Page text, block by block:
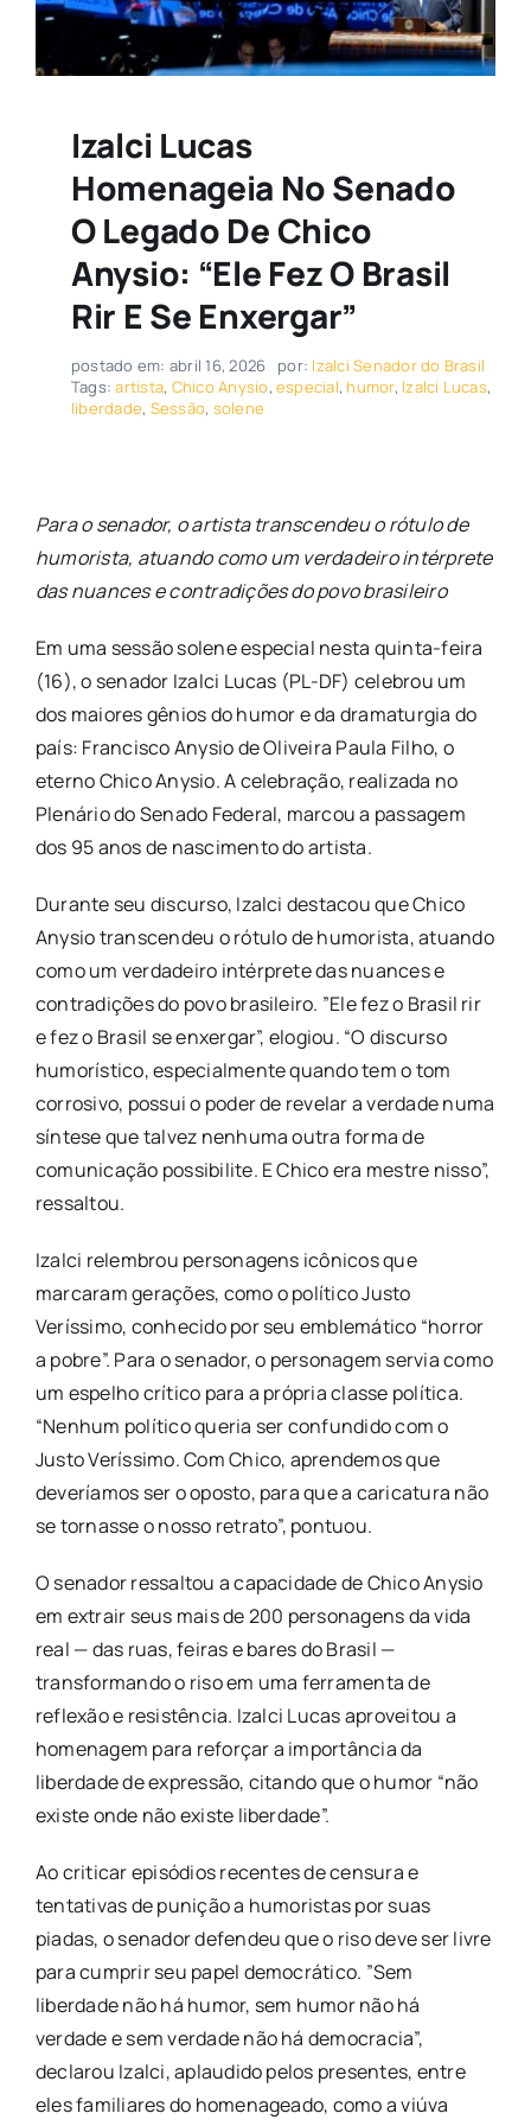
Izalci Lucas
Homenageia No Senado
O Legado De Chico
Anysio: “Ele Fez O Brasil
Rir E Se Enxergar”
postado em: abril 16, 2026 por: Izalci Senador do Brasil
Tags:artista, Chico Anysio, especial, humor, Izalci Lucas,
liberdade, Sessão, solene
Para o senador, o artista transcendeu o rótulo de
humorista, atuando como um verdadeiro intérprete
das nuances e contradições do povo brasileiro
Em uma sessão solene especial nesta quinta-feira
(16), o senador Izalci Lucas (PL-DF) celebrou um
dos maiores gênios do humor e da dramaturgia do
país: Francisco Anysio de Oliveira Paula Filho, o
eterno Chico Anysio. A celebração, realizada no
Plenário do Senado Federal, marcou a passagem
dos 95 anos de nascimento do artista.
​Durante seu discurso, Izalci destacou que Chico
Anysio transcendeu o rótulo de humorista, atuando
como um verdadeiro intérprete das nuances e
contradições do povo brasileiro. ​”Ele fez o Brasil rir
e fez o Brasil se enxergar”, elogiou. “O discurso
humorístico, especialmente quando tem o tom
corrosivo, possui o poder de revelar a verdade numa
síntese que talvez nenhuma outra forma de
comunicação possibilite. E Chico era mestre nisso”,
ressaltou.
​Izalci relembrou personagens icônicos que
marcaram gerações, como o político Justo
Veríssimo, conhecido por seu emblemático “horror
a pobre”. Para o senador, o personagem servia como
um espelho crítico para a própria classe política.
“Nenhum político queria ser confundido com o
Justo Veríssimo. Com Chico, aprendemos que
deveríamos ser o oposto, para que a caricatura não
se tornasse o nosso retrato”, pontuou.
​O senador ressaltou a capacidade de Chico Anysio
em extrair seus mais de 200 personagens da vida
real — das ruas, feiras e bares do Brasil —
transformando o riso em uma ferramenta de
reflexão e resistência. Izalci Lucas aproveitou a
homenagem para reforçar a importância da
liberdade de expressão, citando que o humor “não
existe onde não existe liberdade”.
Ao criticar episódios recentes de censura e
tentativas de punição a humoristas por suas
piadas, o senador defendeu que o riso deve ser livre
para cumprir seu papel democrático. ​”Sem
liberdade não há humor, sem humor não há
verdade e sem verdade não há democracia”,
declarou Izalci, aplaudido pelos presentes, entre
eles familiares do homenageado, como a viúva